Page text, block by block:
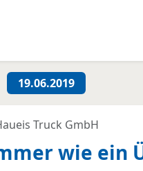
19.06.2019
Truck GmbH
wie ein